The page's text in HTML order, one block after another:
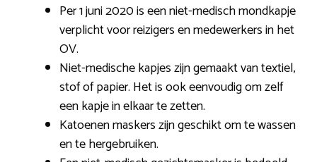
Per 1 juni 2020 is een niet-medisch mondkapje
verplicht voor reizigers en medewerkers in het
OV.
Niet-medische kapjes zijn gemaakt van textiel,
stof of papier. Het is ook eenvoudig om zelf
een kapje in elkaar te zetten.
Katoenen maskers zijn geschikt om te wassen
en te hergebruiken.